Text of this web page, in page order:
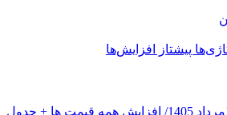
پیشتاز افزایش‌ها